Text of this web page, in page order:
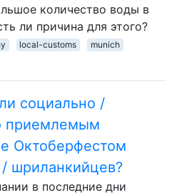
количество воды в
ли причина для этого?
local-customs
munich
социально /
приемлемым
Октоберфестом
шриланкийцев?
в последние дни